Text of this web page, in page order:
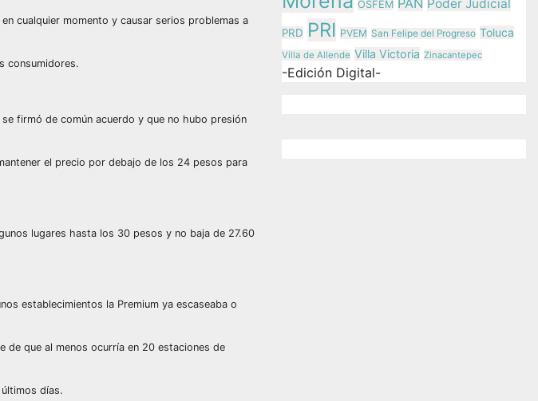
cualquier momento y causar serios problemas a
consumidores.
firmó de común acuerdo y que no hubo presión
el precio por debajo de los 24 pesos para
lugares hasta los 30 pesos y no baja de 27.60
establecimientos la Premium ya escaseaba o
de que al menos ocurría en 20 estaciones de
días.
OSFEM PAN Poder Judicial
PRD PRI PVEM San Felipe del Progreso Toluca
Villa de Allende Villa Victoria Zinacantepec
-Edición Digital-